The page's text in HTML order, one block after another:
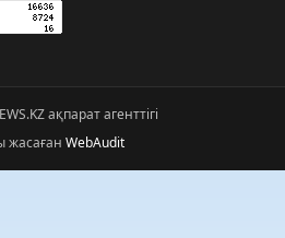
ақпарат агенттігі
жасаған WebAudit